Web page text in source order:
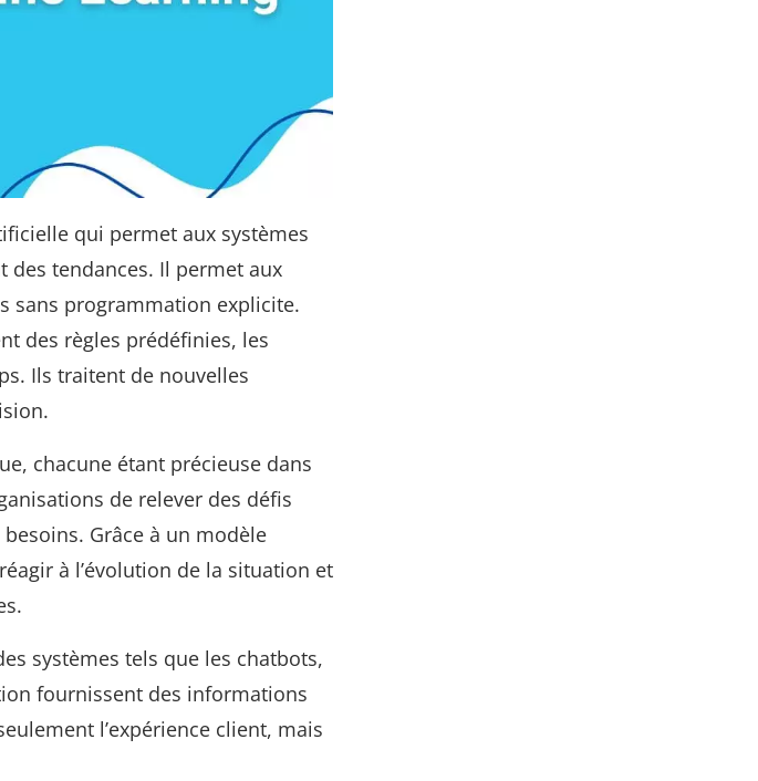
qui permet aux systèmes
des tendances. Il permet aux
sans programmation explicite.
des règles prédéfinies, les
Ils traitent de nouvelles
chacune étant précieuse dans
de relever des défis
Grâce à un modèle
à l’évolution de la situation et
systèmes tels que les chatbots,
fournissent des informations
l’expérience client, mais